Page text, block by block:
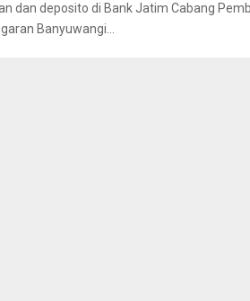
dan deposito di Bank Jatim Cabang
Banyuwangi...